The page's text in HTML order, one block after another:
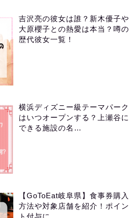
吉沢亮の彼女は誰？新木優子や
大原櫻子との熱愛は本当？噂の
歴代彼女一覧！
横浜ディズニー級テーマパーク
はいつオープンする？上瀬谷に
できる施設の名…
【GoToEat岐阜県】食事券購入
方法や対象店舗を紹介！ポイン
ト付与に…